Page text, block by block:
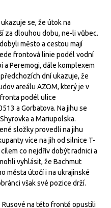
se, že útok na
za dlouhou dobu, ne-li vůbec.
město a cestou mají
frontová linie podél vodní
a Peremogi, dále komplexem
dní ukazuje, že
areálu AZOM, který je v
podél ulice
a Gorbatova. Na jihu se
a Mariupolska.
složky provedli na jihu
více na jih od silnice T-
co nejdřív dobýt radnici a
vyhlásit, že Bachmut
města útočí i na ukrajinské
však své pozice drží.
Rusové na této frontě opustili